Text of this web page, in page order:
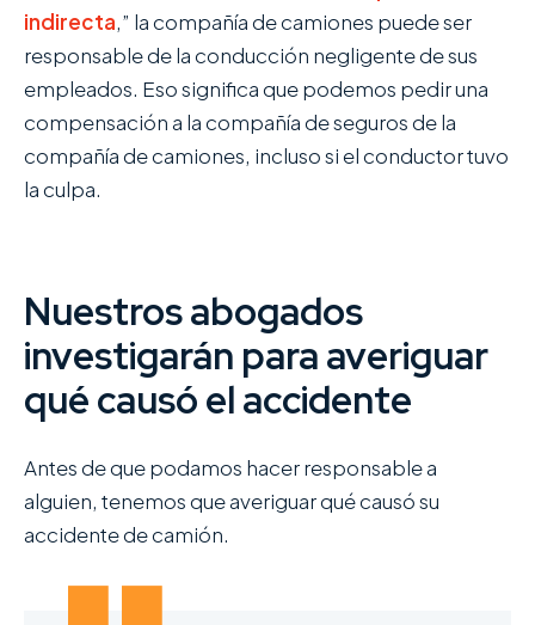
indirecta,” la compañía de camiones puede ser
responsable de la conducción negligente de sus
empleados. Eso significa que podemos pedir una
compensación a la compañía de seguros de la
compañía de camiones, incluso si el conductor tuvo
la culpa.
Nuestros abogados
investigarán para averiguar
qué causó el accidente
Antes de que podamos hacer responsable a
alguien, tenemos que averiguar qué causó su
accidente de camión.